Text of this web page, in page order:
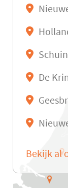
De
Bekijk al